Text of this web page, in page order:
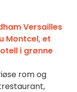
Versailles
Montcel, et
i grønne
rom og